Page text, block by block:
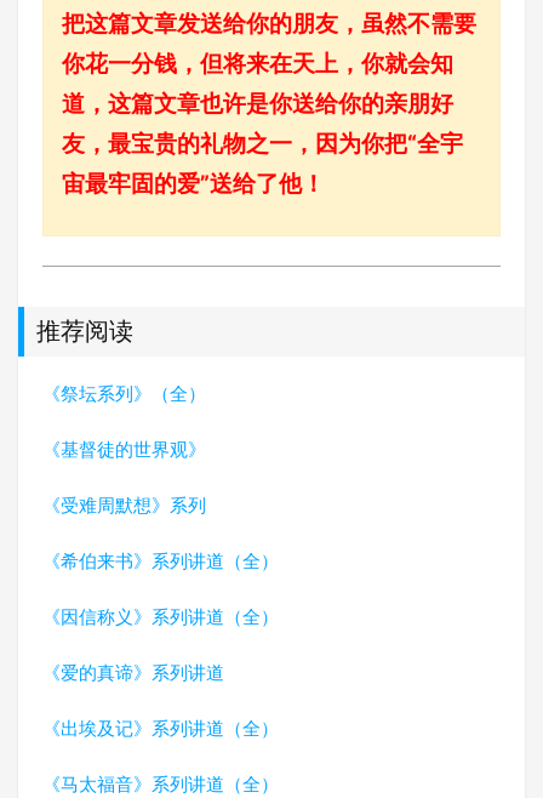
把这篇文章发送给你的朋友，虽然不需要
你花一分钱，但将来在天上，你就会知
道，这篇文章也许是你送给你的亲朋好
友，最宝贵的礼物之一，因为你把“全宇
宙最牢固的爱”送给了他！
推荐阅读
《祭坛系列》（全）
《基督徒的世界观》
《受难周默想》系列
《希伯来书》系列讲道（全）
《因信称义》系列讲道（全）
《爱的真谛》系列讲道
《出埃及记》系列讲道（全）
《马太福音》系列讲道（全）